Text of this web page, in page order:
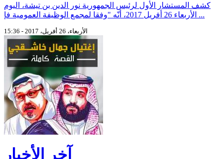
كشف المستشار الأول لرئيس الجمهورية نور الدين بن تيشة، اليوم
الأربعاء 26 أفريل 2017، أنّه "وفقا لمجمع الوظيفة العمومية فإ ...
الأربعاء، 26 أفريل، 2017 - 15:36
آخر الأخبار